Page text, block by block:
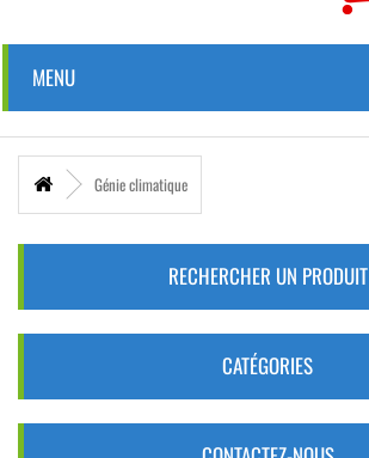
MENU
Génie climatique
RECHERCHER UN PRODUIT
CATÉGORIES